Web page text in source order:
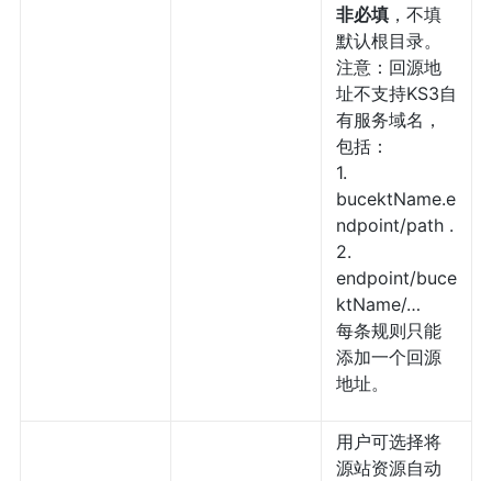
非必填，不填
默认根目录。
注意：回源地
址不支持KS3自
有服务域名，
包括：
1.
bucektName.e
ndpoint/path .
2.
endpoint/buce
ktName/…
每条规则只能
添加一个回源
地址。
用户可选择将
源站资源自动